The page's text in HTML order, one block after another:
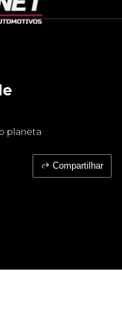
planeta
Compartilhar